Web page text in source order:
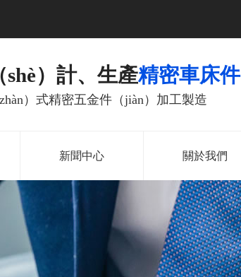
shè）計、生產精密車床件
）式精密五金件（jiàn）加工製造
新聞中心 關於我們